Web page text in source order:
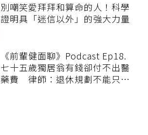
別嘲笑愛拜拜和算命的人！科學
證明具「迷信以外」的強大力量
《前輩健面聊》Podcast Ep18.
七十五歲獨居翁有錢卻付不出醫
藥費 律師：退休規劃不能只有